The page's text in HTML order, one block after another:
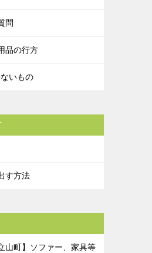
問
品の行方
いもの
す方法
山町】ソファー、家具等